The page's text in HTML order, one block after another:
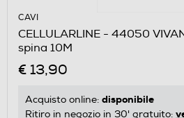
CAVI
CELLULARLINE - 44050
spina 10M
€ 13,90
Acquisto online: disponibile
Ritiro in negozio in 30' gratuito: